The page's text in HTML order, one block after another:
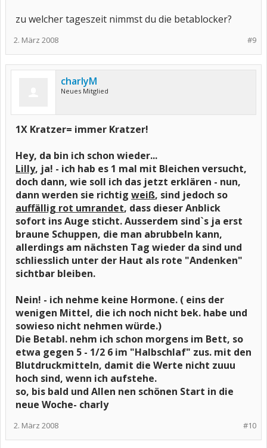
zu welcher tageszeit nimmst du die betablocker?
#9
2. März 2008
charlyM
Neues Mitglied
1X Kratzer= immer Kratzer!
Hey, da bin ich schon wieder...
Lilly, ja! - ich hab es 1 mal mit Bleichen versucht,
doch dann, wie soll ich das jetzt erklären - nun,
dann werden sie richtig weiß, sind jedoch so
auffällig rot umrandet, dass dieser Anblick
sofort ins Auge sticht. Ausserdem sind`s ja erst
braune Schuppen, die man abrubbeln kann,
allerdings am nächsten Tag wieder da sind und
schliesslich unter der Haut als rote "Andenken"
sichtbar bleiben.
Nein! - ich nehme keine Hormone. ( eins der
wenigen Mittel, die ich noch nicht bek. habe und
sowieso nicht nehmen würde.)
Die Betabl. nehm ich schon morgens im Bett, so
etwa gegen 5 - 1/2 6 im "Halbschlaf" zus. mit den
Blutdruckmitteln, damit die Werte nicht zuuu
hoch sind, wenn ich aufstehe.
so, bis bald und Allen nen schönen Start in die
neue Woche- charly
#10
2. März 2008